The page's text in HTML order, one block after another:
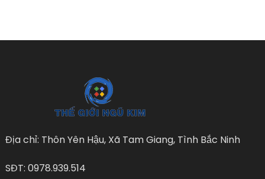
Địa chỉ: Thôn Yên Hậu, Xã Tam Giang, Tình Bắc Ninh
SĐT: 0978.939.514